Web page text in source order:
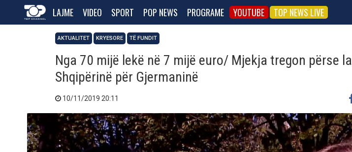
LAJME VIDEO SPORT POP NEWS PROGRAME YOUTUBE TOP NEWS LIVE
AKTUALITET KRYESORE TË FUNDIT
Nga 70 mijë lekë në 7 mijë euro/ Mjekja tregon përse la
Shqipërinë për Gjermaninë
10/11/2019 20:11